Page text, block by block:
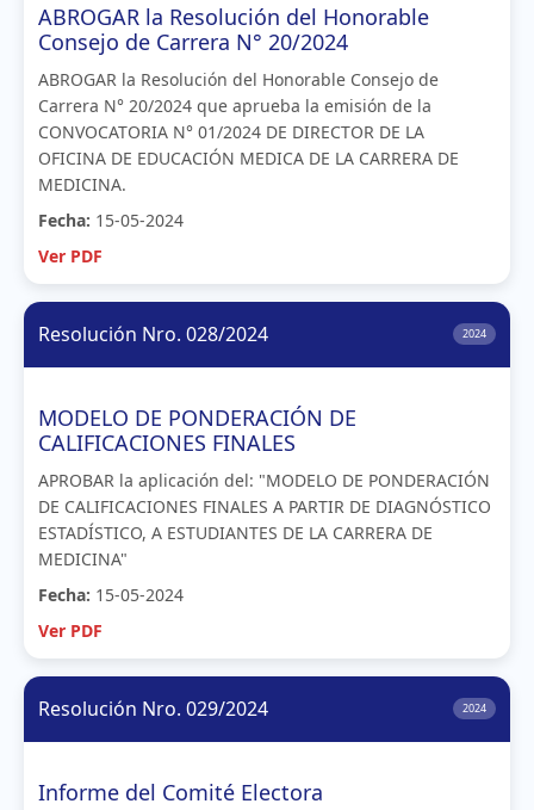
ABROGAR la Resolución del Honorable
Consejo de Carrera N° 20/2024
ABROGAR la Resolución del Honorable Consejo de
Carrera N° 20/2024 que aprueba la emisión de la
CONVOCATORIA N° 01/2024 DE DIRECTOR DE LA
OFICINA DE EDUCACIÓN MEDICA DE LA CARRERA DE
MEDICINA.
Fecha: 15-05-2024
Ver PDF
Resolución Nro. 028/2024 2024
MODELO DE PONDERACIÓN DE
CALIFICACIONES FINALES
APROBAR la aplicación del: "MODELO DE PONDERACIÓN
DE CALIFICACIONES FINALES A PARTIR DE DIAGNÓSTICO
ESTADÍSTICO, A ESTUDIANTES DE LA CARRERA DE
MEDICINA"
Fecha: 15-05-2024
Ver PDF
Resolución Nro. 029/2024 2024
Informe del Comité Electora